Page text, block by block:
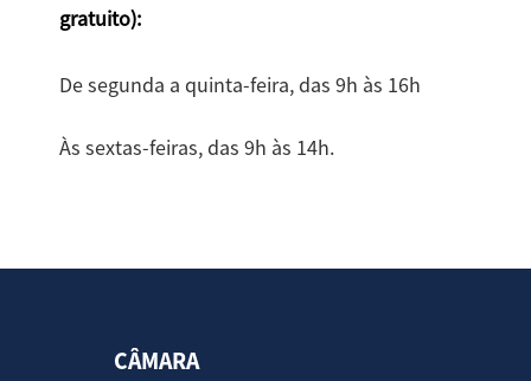
gratuito):
De segunda a quinta-feira, das 9h às 16h
Às sextas-feiras, das 9h às 14h.
CÂMARA